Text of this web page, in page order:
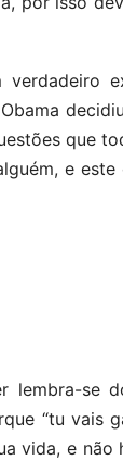
que
e
lembra-se
“tu vais
vida, e não